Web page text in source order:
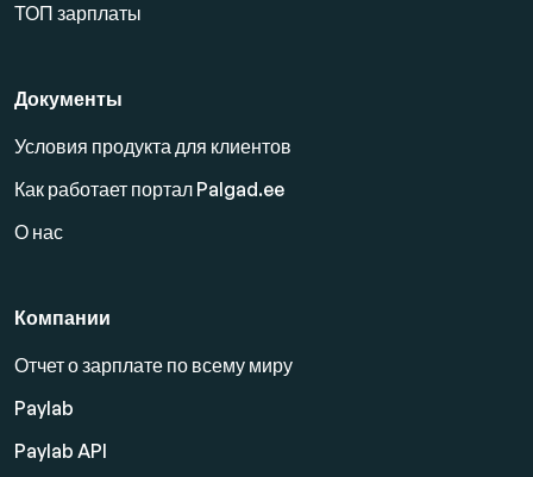
ТОП зарплаты
Документы
Условия продукта для клиентов
Как работает портал Palgad.ee
О нас
Компании
Отчет о зарплате по всему миру
Paylab
Paylab API